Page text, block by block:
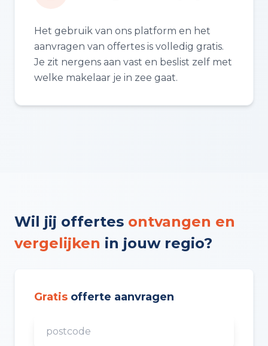
Het gebruik van ons platform en het
aanvragen van offertes is volledig gratis.
Je zit nergens aan vast en beslist zelf met
welke makelaar je in zee gaat.
Wil jij offertes ontvangen en
vergelijken in jouw regio?
Gratis offerte aanvragen